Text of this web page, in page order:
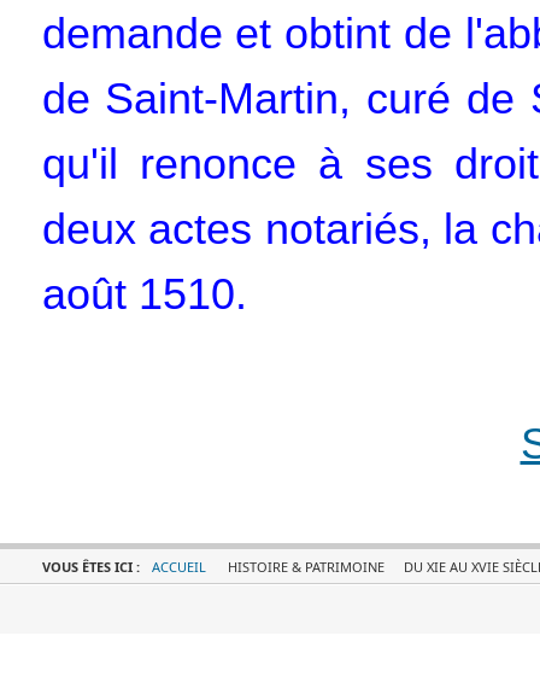
demande et obtint de
de Saint-Martin, curé de
qu'il renonce à ses
deux actes notariés, la
août 1510.
VOUS ÊTES ICI : ACCUEIL HISTOIRE & PATRIMOINE DU XIE AU XVIE